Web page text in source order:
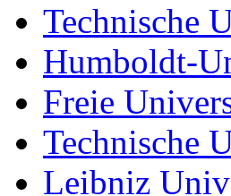
Technische
Humboldt-
Freie
Technische
Leibniz